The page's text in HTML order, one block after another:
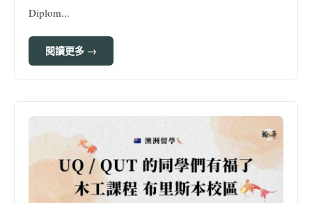
Diplom...
閱讀更多 →